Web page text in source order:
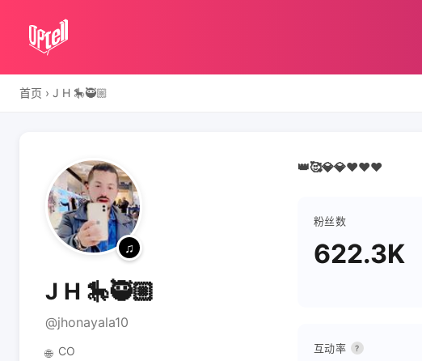
首页 › J H 🎠🥷🏼
J H 🎠🥷🏼
@jhonayala10
🌐 CO
👑🥰💎💎❤️❤️❤️
粉丝数
622.3K
互动率 ?